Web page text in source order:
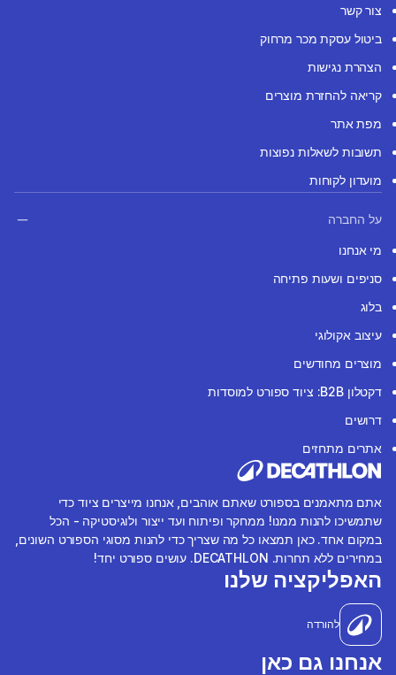
צור קשר
ביטול עסקת מכר מרחוק
הצהרת נגישות
קריאה להחזרת מוצרים
מפת אתר
תשובות לשאלות נפוצות
מועדון לקוחות
על החברה
מי אנחנו
סניפים ושעות פתיחה
בלוג
עיצוב אקולוגי
מוצרים מחודשים
דקטלון B2B: ציוד ספורט למוסדות
דרושים
אתרים מתחזים
אתם מתאמנים בספורט שאתם אוהבים, אנחנו מייצרים ציוד כדי
שתמשיכו להנות ממנו! ממחקר ופיתוח ועד ייצור ולוגיסטיקה - הכל
במקום אחד. כאן תמצאו כל מה שצריך כדי להנות מסוגי הספורט השונים,
במחירים ללא תחרות. DECATHLON. עושים ספורט יחד!
האפליקציה שלנו
להורדה
אנחנו גם כאן